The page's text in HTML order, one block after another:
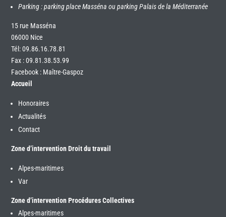
Parking : parking place Masséna ou parking Palais de la Méditerranée
15 rue Masséna
06000 Nice
Tél:09.86.16.78.81
Fax : 09.81.38.53.99
Facebook : Maître-Gaspoz
Accueil
Honoraires
Actualités
Contact
Zone d’intervention Droit du travail
Alpes-maritimes
Var
Zone d’intervention Procédures Collectives
Alpes-maritimes